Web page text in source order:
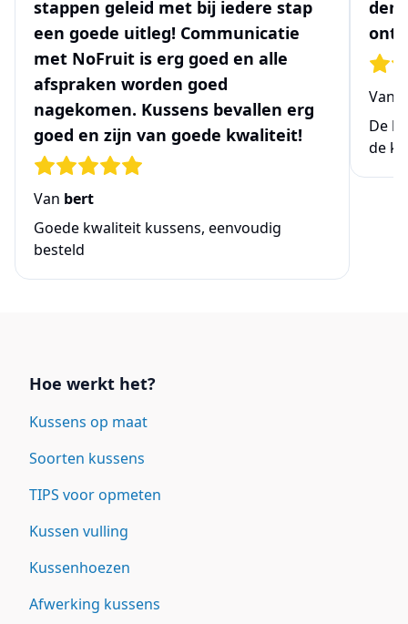
stappen geleid met bij iedere stap
een goede uitleg! Communicatie
met NoFruit is erg goed en alle
afspraken worden goed
nagekomen. Kussens bevallen erg
goed en zijn van goede kwaliteit!
Van bert
Goede kwaliteit kussens, eenvoudig
besteld
Van
De
de
Hoe werkt het?
Kussens op maat
Soorten kussens
TIPS voor opmeten
Kussen vulling
Kussenhoezen
Afwerking kussens